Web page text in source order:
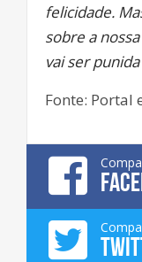
felicidade.
sobre a
vai ser punida
Fonte: Portal